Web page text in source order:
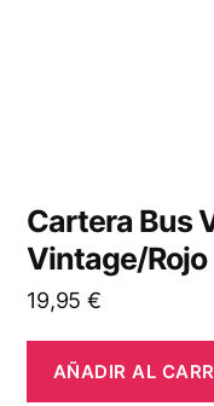
Cartera Bus
Vintage/Rojo
19,95 €
AÑADIR AL